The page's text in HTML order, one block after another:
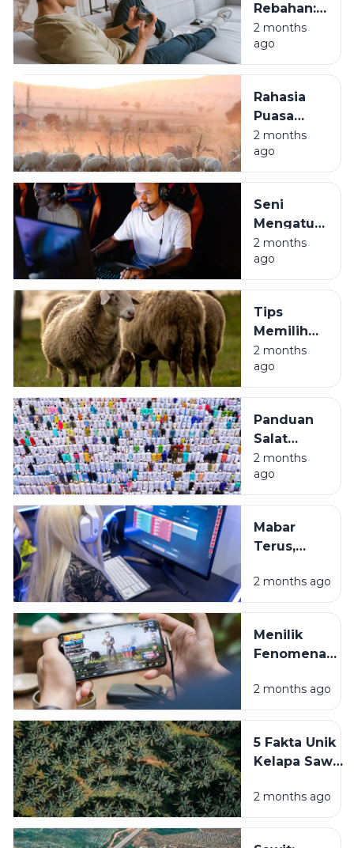
Rebahan:
Saldo E-
Wallet
Nambah
Tiduran
2 months
ago
Rahasia
Puasa
Arafah:
Golden
Ticket
Dosa Kita
2 months
ago
Seni
Mengatur
Waktu
Mabar:
Biar Jago
Tetap
Waras di
Real Life
2 months
ago
Tips
Memilih
Hewan
Kurban
Biar
Kena
'Zonk':
Panduan
Santai ala
Anak
Muda
2 months
ago
Panduan
Salat
Iduladha
Biar
Nggak
Celinguk
Pas di
2 months
ago
Mabar
Terus,
Kapan?
Menimbang
dan Terang
Game
Anak Muda
2 months ago
Menilik
Fenomena
Mengapa
Game Online
Baru
Tongkrongan
2 months ago
5 Fakta Unik
Kelapa Sawit
Dibahas di
Tongkrongan
2 months ago